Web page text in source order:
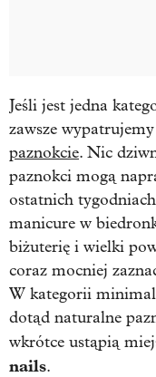
Jeśli jest jedna
zawsze
paznokcie. Nic
paznokci mogą
ostatnich
manicure w
biżuterię i wielki
coraz mocniej
W kategorii
dotąd naturalne
wkrótce ustąpią
nails.